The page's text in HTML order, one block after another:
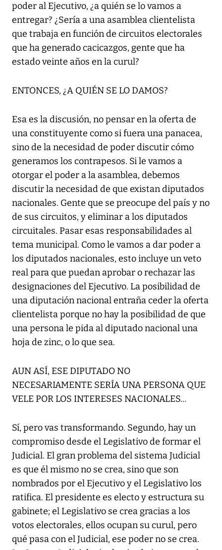
poder al Ejecutivo, ¿a quién se lo vamos a
entregar? ¿Sería a una asamblea clientelista
que trabaja en función de circuitos electorales
que ha generado cacicazgos, gente que ha
estado veinte años en la curul?
ENTONCES, ¿A QUIÉN SE LO DAMOS?
Esa es la discusión, no pensar en la oferta de
una constituyente como si fuera una panacea,
sino de la necesidad de poder discutir cómo
generamos los contrapesos. Si le vamos a
otorgar el poder a la asamblea, debemos
discutir la necesidad de que existan diputados
nacionales. Gente que se preocupe del país y no
de sus circuitos, y eliminar a los diputados
circuitales. Pasar esas responsabilidades al
tema municipal. Como le vamos a dar poder a
los diputados nacionales, esto incluye un veto
real para que puedan aprobar o rechazar las
designaciones del Ejecutivo. La posibilidad de
una diputación nacional entraña ceder la oferta
clientelista porque no hay la posibilidad de que
una persona le pida al diputado nacional una
hoja de zinc, o lo que sea.
AUN ASÍ, ESE DIPUTADO NO
NECESARIAMENTE SERÍA UNA PERSONA QUE
VELE POR LOS INTERESES NACIONALES…
Sí, pero vas transformando. Segundo, hay un
compromiso desde el Legislativo de formar el
Judicial. El gran problema del sistema Judicial
es que él mismo no se crea, sino que son
nombrados por el Ejecutivo y el Legislativo los
ratifica. El presidente es electo y estructura su
gabinete; el Legislativo se crea gracias a los
votos electorales, ellos ocupan su curul, pero
qué pasa con el Judicial, ese poder no se crea.